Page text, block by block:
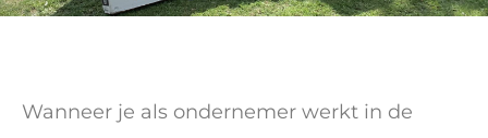
Wanneer je als ondernemer werkt in de